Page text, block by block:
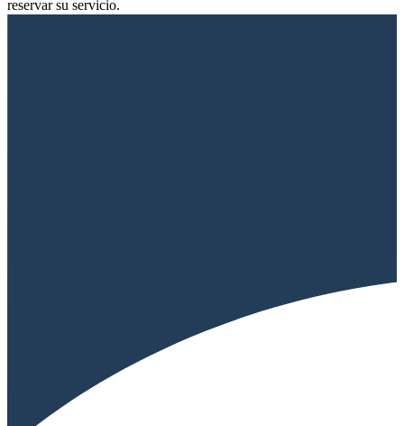
reservar su servicio.